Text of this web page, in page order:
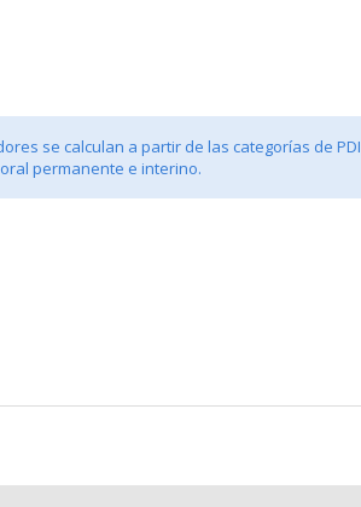
se calculan a partir de las categorías de PDI
permanente e interino.